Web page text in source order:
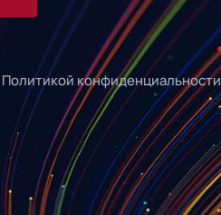
Политикой конфиденциальности